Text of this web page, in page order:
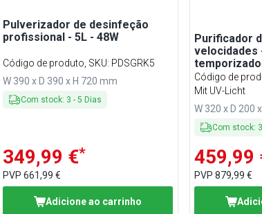
Pulverizador de desinfeção
profissional - 5L - 48W
Código de produto, SKU: PDSGRK5
W 390 x D 390 x H 720 mm
Com stock: 3 -5 Dias
349,99 €*
PVP661,99 €
Adicione ao carrinho
Purificador
velocidades
remoto - +
Código de
Mit UV-Licht
W 320 x D 200
Com stock: 3
459,99
PVP879,99 €